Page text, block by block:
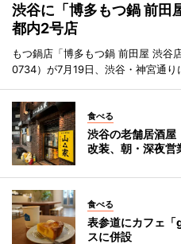
渋谷に「博多もつ鍋 前
都内2号店
もつ鍋店「博多もつ鍋 前田屋 渋
0734）が7月19日、渋谷・神宮通り
食べる
渋谷の老舗居酒
改装、朝・深夜営
食べる
表参道にカフェ
スに併設